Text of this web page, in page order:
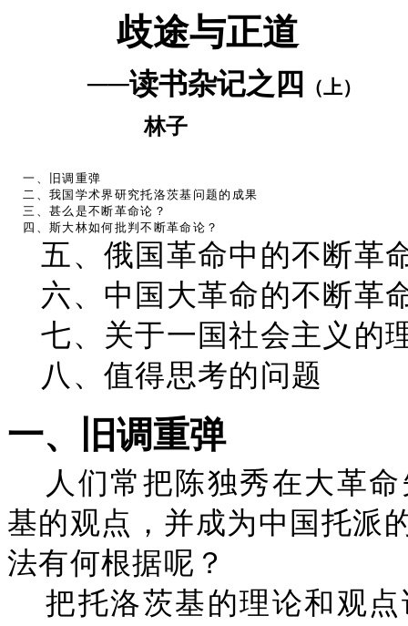
歧途与正道
──读书杂记之四 （上）
林子
一、旧调重弹
二、我国学术界研究托洛茨基问题的成果
三、甚么是不断革命论？
四、斯大林如何批判不断革命论？
五、俄国革命中的不断革
六、中国大革命的不断革
七、关于一国社会主义的
八、值得思考的问题
一、旧调重弹
人们常把陈独秀在大革
基的观点，并成为中国托派
法有何根据呢？
把托洛茨基的理论和观